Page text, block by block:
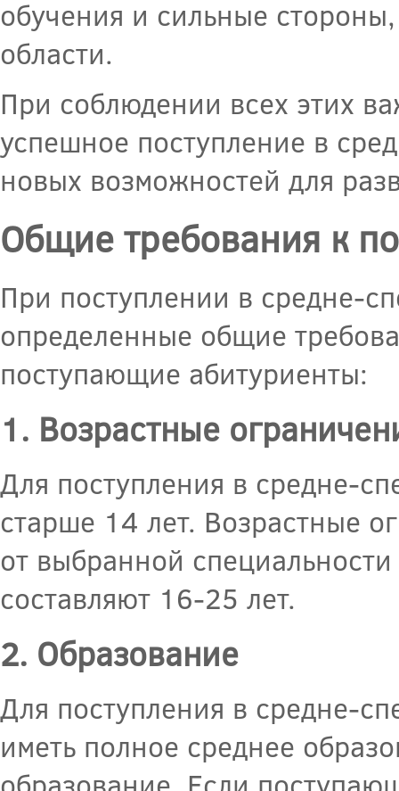
обучения и сильные
области.
При соблюдении всех этих
успешное поступление в
новых возможностей для
Общие требования к
При поступлении в средне-
определенные общие
поступающие абитуриенты:
1. Возрастные
Для поступления в средне-
старше 14 лет. Возрастные
от выбранной
составляют 16-25 лет.
2. Образование
Для поступления в средне-
иметь полное среднее